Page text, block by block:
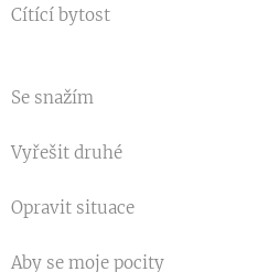
Cítící bytost
Se snažím
Vyřešit druhé
Opravit situace
Aby se moje pocity